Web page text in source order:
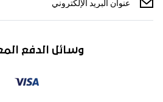
وسائل الدفع